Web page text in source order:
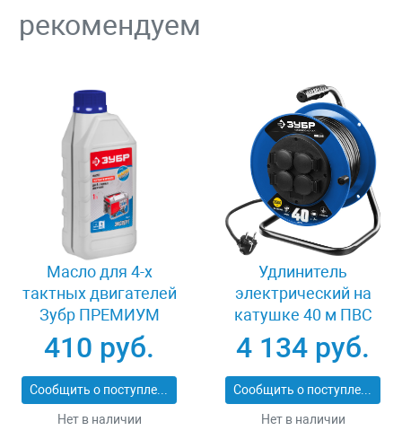
рекомендуем
Масло для 4-х
тактных двигателей
Зубр ПРЕМИУМ
ЗМД-4Т
410 руб.
Сообщить о поступлении
Нет в наличии
Удлинитель
электрический на
катушке 40 м ПВС
3х1.5 кв мм 4 гнезда
Зубр 55081-40
4 134 руб.
Сообщить о поступлении
Нет в наличии